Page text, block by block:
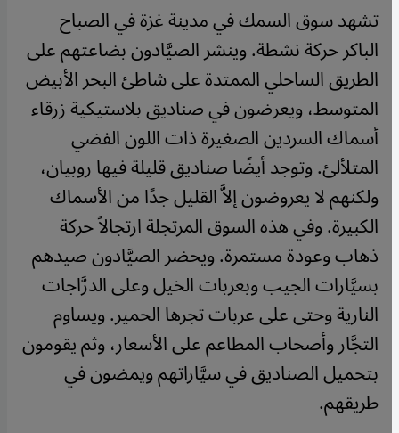
تشهد سوق السمك في مدينة غزة في الصباح
الباكر حركة نشطة. وينشر الصيَّادون بضاعتهم على
الطريق الساحلي الممتدة على شاطئ البحر الأبيض
المتوسط، ويعرضون في صناديق بلاستيكية زرقاء
أسماك السردين الصغيرة ذات اللون الفضي
المتلألئ. وتوجد أيضًا صناديق قليلة فيها روبيان،
ولكنهم لا يعروضون إلاَّ القليل جدًا من الأسماك
الكبيرة. وفي هذه السوق المرتجلة ارتجالاً حركة
ذهاب وعودة مستمرة. ويحضر الصيَّادون صيدهم
بسيَّارات الجيب وبعربات الخيل وعلى الدرَّاجات
النارية وحتى على عربات تجرها الحمير. ويساوم
التجَّار وأصحاب المطاعم على الأسعار، وثم يقومون
بتحميل الصناديق في سيَّاراتهم ويمضون في
طريقهم.